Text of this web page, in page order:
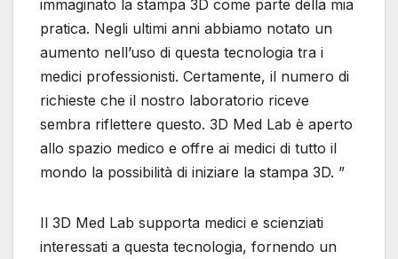
immaginato la stampa 3D come parte della mia
pratica. Negli ultimi anni abbiamo notato un
aumento nell’uso di questa tecnologia tra i
medici professionisti. Certamente, il numero di
richieste che il nostro laboratorio riceve
sembra riflettere questo. 3D Med Lab è aperto
allo spazio medico e offre ai medici di tutto il
mondo la possibilità di iniziare la stampa 3D. ”
Il 3D Med Lab supporta medici e scienziati
interessati a questa tecnologia, fornendo un